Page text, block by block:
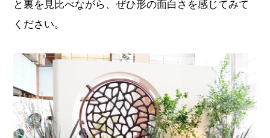
と裏を見比べながら、ぜひ形の面白さを感じてみて
ください。